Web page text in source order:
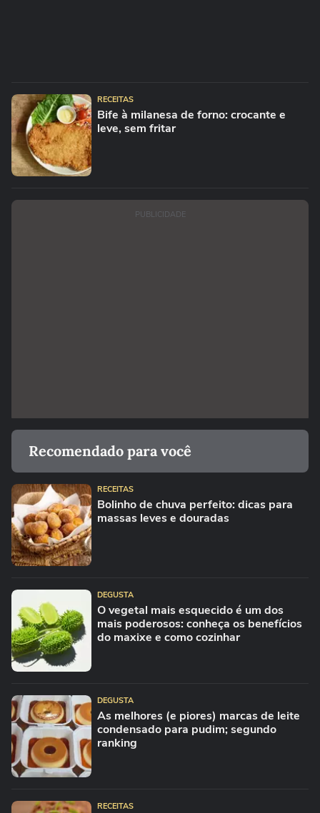
RECEITAS
Bife à milanesa de forno: crocante e
leve, sem fritar
PUBLICIDADE
Recomendado para você
RECEITAS
Bolinho de chuva perfeito: dicas para
massas leves e douradas
DEGUSTA
O vegetal mais esquecido é um dos
mais poderosos: conheça os benefícios
do maxixe e como cozinhar
DEGUSTA
As melhores (e piores) marcas de leite
condensado para pudim; segundo
ranking
RECEITAS